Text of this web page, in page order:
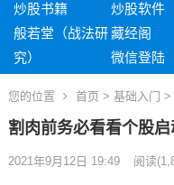
炒股书籍
炒股软件
般若堂（战法研
究）
藏经阁
微信登陆
您的位置 首页 > 基础入门 >
割肉前务必看看个股
2021年9月12日 19:49 阅读